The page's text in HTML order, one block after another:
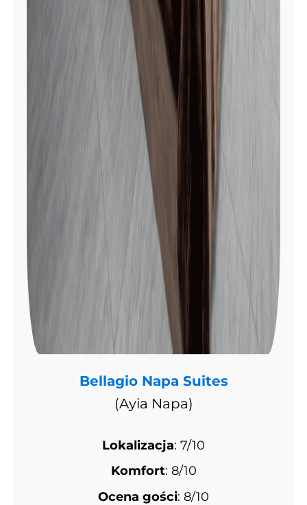
Bellagio Napa Suites
(Ayia Napa)
Lokalizacja: 7/10
Komfort: 8/10
Ocena gości: 8/10